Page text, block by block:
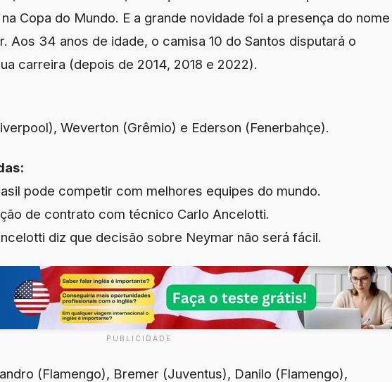
Copa do Mundo. E a grande novidade foi a presença do nome
Aos 34 anos de idade, o camisa 10 do Santos disputará o
carreira (depois de 2014, 2018 e 2022).
Weverton (Grêmio) e Ederson (Fenerbahçe).
pode competir com melhores equipes do mundo.
de contrato com técnico Carlo Ancelotti.
diz que decisão sobre Neymar não será fácil.
PUBLICIDADE
(Flamengo), Bremer (Juventus), Danilo (Flamengo),